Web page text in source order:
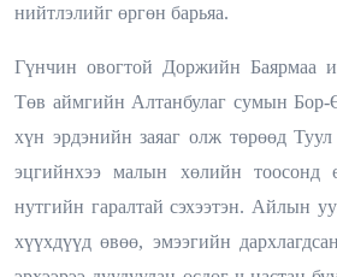
нийтлэлийг өргөн барьяа.
Гүнчин овогтой Доржийн Баярмаа
Төв аймгийн Алтанбулаг сумын
хүн эрдэнийн заяаг олж төрөөд Туул
эцгийнхээ малын хөлийн тоосонд
нутгийн гаралтай сэхээтэн. Айлын
хүүхдүүд өвөө, эмээгийн